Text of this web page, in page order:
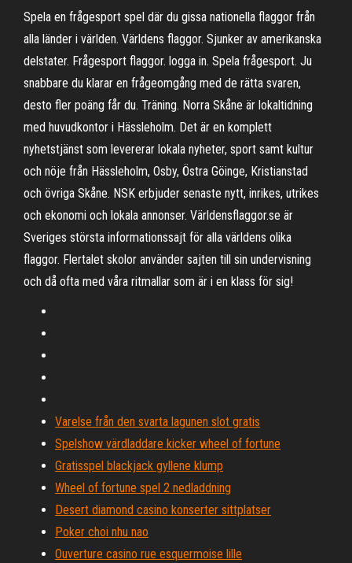
Spela en frågesport spel där du gissa nationella flaggor från
alla länder i världen. Världens flaggor. Sjunker av amerikanska
delstater. Frågesport flaggor. logga in. Spela frågesport. Ju
snabbare du klarar en frågeomgång med de rätta svaren,
desto fler poäng får du. Träning. Norra Skåne är lokaltidning
med huvudkontor i Hässleholm. Det är en komplett
nyhetstjänst som levererar lokala nyheter, sport samt kultur
och nöje från Hässleholm, Osby, Östra Göinge, Kristianstad
och övriga Skåne. NSK erbjuder senaste nytt, inrikes, utrikes
och ekonomi och lokala annonser. Världensflaggor.se är
Sveriges största informationssajt för alla världens olika
flaggor. Flertalet skolor använder sajten till sin undervisning
och då ofta med våra ritmallar som är i en klass för sig!
Varelse från den svarta lagunen slot gratis
Spelshow värdladdare kicker wheel of fortune
Gratisspel blackjack gyllene klump
Wheel of fortune spel 2 nedladdning
Desert diamond casino konserter sittplatser
Poker choi nhu nao
Ouverture casino rue esquermoise lille